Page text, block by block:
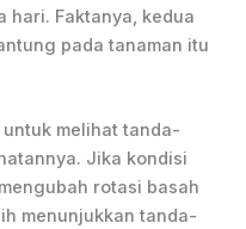
hari. Faktanya, kedua
pada tanaman itu
melihat tanda-
Jika kondisi
rotasi basah
menunjukkan tanda-